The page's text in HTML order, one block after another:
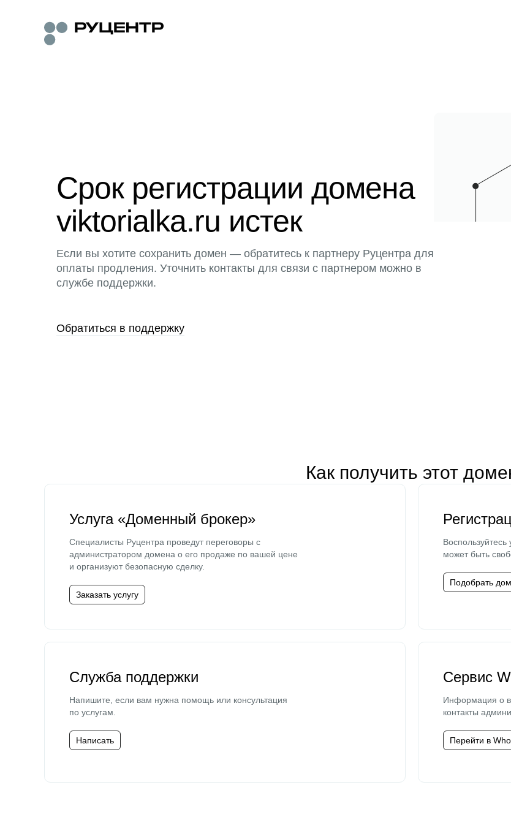
Срок регистрации домена
viktorialka.ru истек
Если вы хотите сохранить домен — обратитесь к партнеру Руцентра для
оплаты продления. Уточнить контакты для связи с партнером можно в
службе поддержки.
Обратиться в поддержку
Как получить этот
Услуга «Доменный брокер»
Специалисты Руцентра проведут переговоры с
администратором домена о его продаже по вашей цене
и организуют безопасную сделку.
Заказать услугу
может быть
Подобрать
Служба поддержки
Напишите, если вам нужна помощь или консультация
по услугам.
Написать
Сервис
Информация о
контакты
Перейти в